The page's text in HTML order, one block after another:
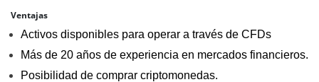
Ventajas
Activos disponibles para operar a través de CFDs
Más de 20 años de experiencia en mercados financieros.
Posibilidad de comprar criptomonedas.